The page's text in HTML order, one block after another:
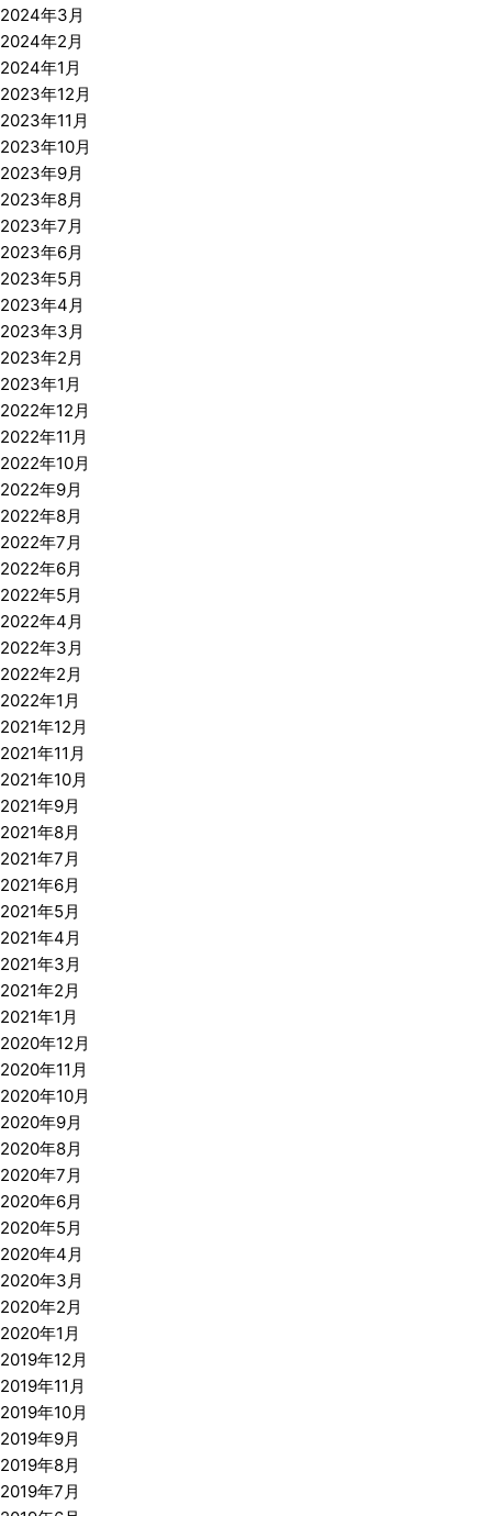
2024年3月
2024年2月
2024年1月
2023年12月
2023年11月
2023年10月
2023年9月
2023年8月
2023年7月
2023年6月
2023年5月
2023年4月
2023年3月
2023年2月
2023年1月
2022年12月
2022年11月
2022年10月
2022年9月
2022年8月
2022年7月
2022年6月
2022年5月
2022年4月
2022年3月
2022年2月
2022年1月
2021年12月
2021年11月
2021年10月
2021年9月
2021年8月
2021年7月
2021年6月
2021年5月
2021年4月
2021年3月
2021年2月
2021年1月
2020年12月
2020年11月
2020年10月
2020年9月
2020年8月
2020年7月
2020年6月
2020年5月
2020年4月
2020年3月
2020年2月
2020年1月
2019年12月
2019年11月
2019年10月
2019年9月
2019年8月
2019年7月